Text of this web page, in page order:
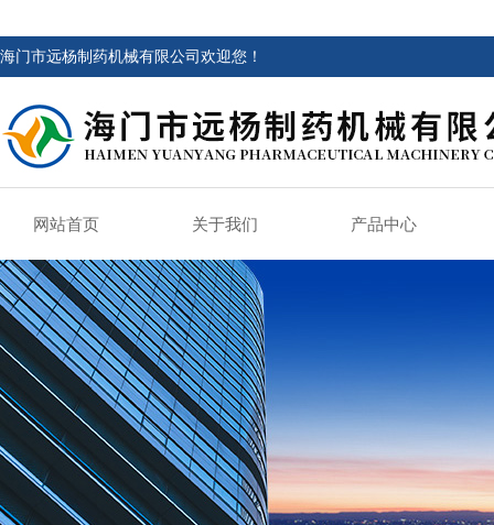
海门市远杨制药机械有限公司欢迎您！
网站首页 关于我们 产品中心